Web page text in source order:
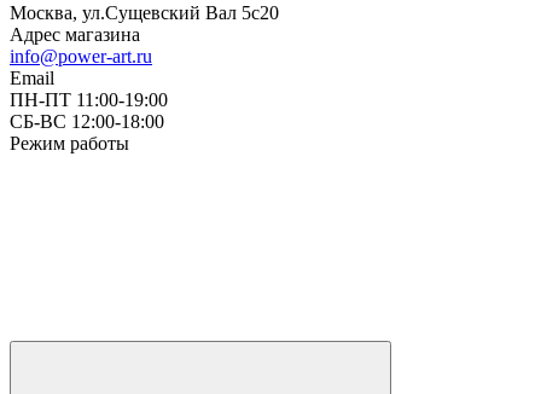
Москва, ул.Сущевский Вал 5с20
Адрес магазина
info@power-art.ru
Email
ПН-ПТ 11:00-19:00
СБ-ВС 12:00-18:00
Режим работы